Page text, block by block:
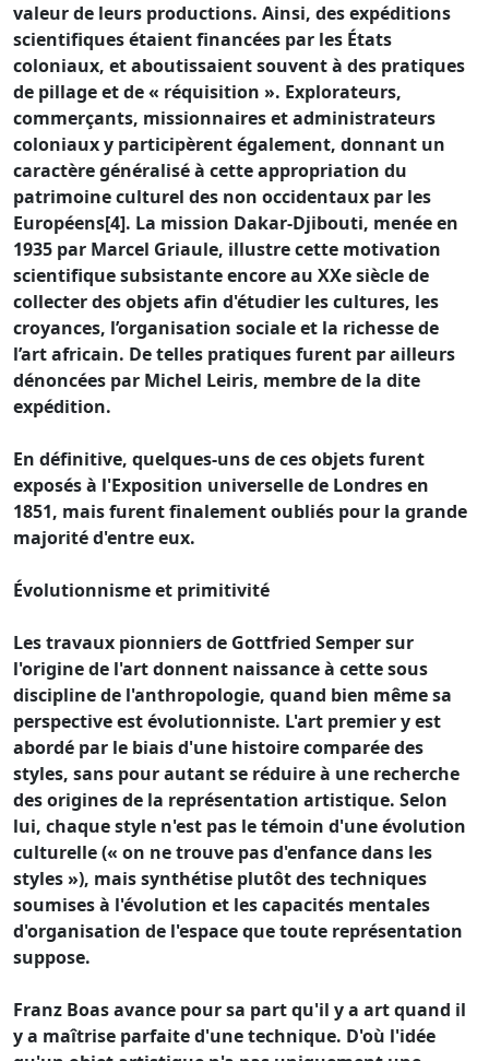
valeur de leurs productions. Ainsi, des expéditions
scientifiques étaient financées par les États
coloniaux, et aboutissaient souvent à des pratiques
de pillage et de « réquisition ». Explorateurs,
commerçants, missionnaires et administrateurs
coloniaux y participèrent également, donnant un
caractère généralisé à cette appropriation du
patrimoine culturel des non occidentaux par les
Européens[4]. La mission Dakar-Djibouti, menée en
1935 par Marcel Griaule, illustre cette motivation
scientifique subsistante encore au XXe siècle de
collecter des objets afin d'étudier les cultures, les
croyances, l’organisation sociale et la richesse de
l’art africain. De telles pratiques furent par ailleurs
dénoncées par Michel Leiris, membre de la dite
expédition.
En définitive, quelques-uns de ces objets furent
exposés à l'Exposition universelle de Londres en
1851, mais furent finalement oubliés pour la grande
majorité d'entre eux.
Évolutionnisme et primitivité
Les travaux pionniers de Gottfried Semper sur
l'origine de l'art donnent naissance à cette sous
discipline de l'anthropologie, quand bien même sa
perspective est évolutionniste. L'art premier y est
abordé par le biais d'une histoire comparée des
styles, sans pour autant se réduire à une recherche
des origines de la représentation artistique. Selon
lui, chaque style n'est pas le témoin d'une évolution
culturelle (« on ne trouve pas d'enfance dans les
styles »), mais synthétise plutôt des techniques
soumises à l'évolution et les capacités mentales
d'organisation de l'espace que toute représentation
suppose.
Franz Boas avance pour sa part qu'il y a art quand il
y a maîtrise parfaite d'une technique. D'où l'idée